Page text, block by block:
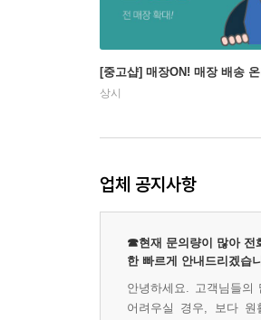
[중고샵] 매장ON! 매장 배송
상시
업체 공지사항
☎현재 문의량이 많아 전
한 빠르게 안내드리겠습
안녕하세요. 고객님들
어려우실 경우, 보다 원